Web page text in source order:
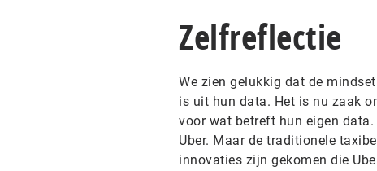
Zelfreflectie
We zien gelukkig dat de
is uit hun data. Het is nu zaak
voor wat betreft hun eigen
Uber. Maar de traditionele
innovaties zijn gekomen die